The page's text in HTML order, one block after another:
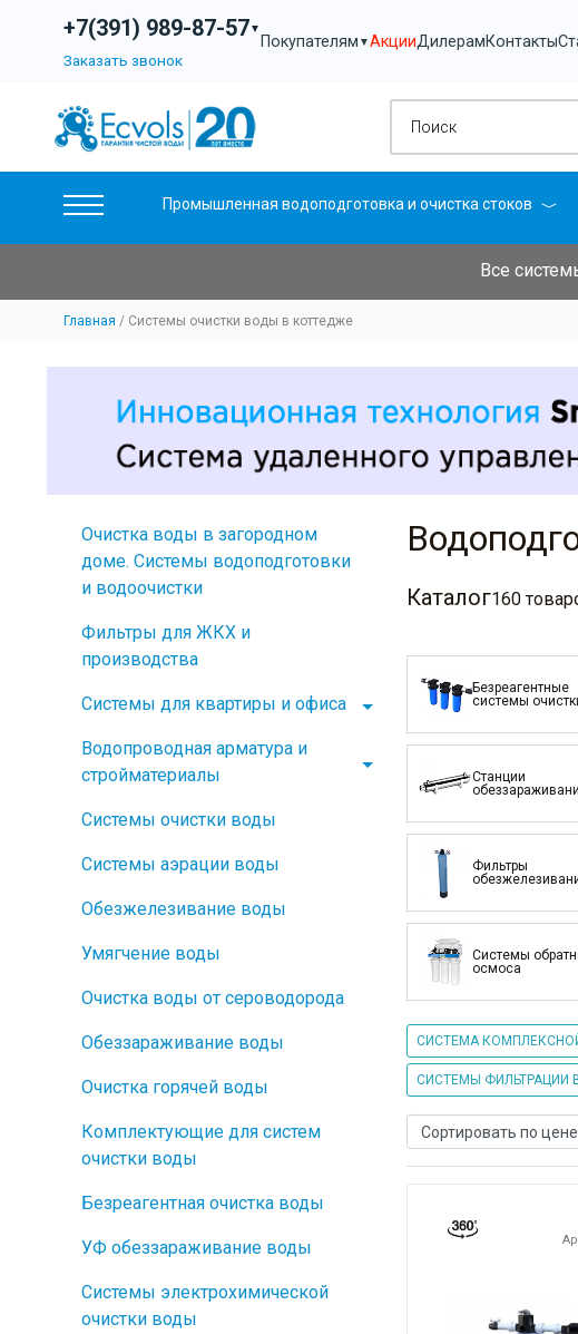
+7(391) 989-87-57▼
Заказать звонок
Покупателям ▼АкцииДилерамКонтакты
Промышленная водоподготовка и очистка стоков
Все
Главная Системы очистки воды в коттедже
Очистка воды в загородном
доме. Системы водоподготовки
и водоочистки
Фильтры для ЖКХ и
производства
Системы для квартиры и офиса
Водопроводная арматура и
стройматериалы
Системы очистки воды
Системы аэрации воды
Обезжелезивание воды
Умягчение воды
Очистка воды от сероводорода
Обеззараживание воды
Очистка горячей воды
Комплектующие для систем
очистки воды
Безреагентная очистка воды
УФ обеззараживание воды
Системы электрохимической
очистки воды
Каталог160
Безреагентные
системы
Станции
Фильтры
Системы
осмоса
СИСТЕМА
СИСТЕМЫ